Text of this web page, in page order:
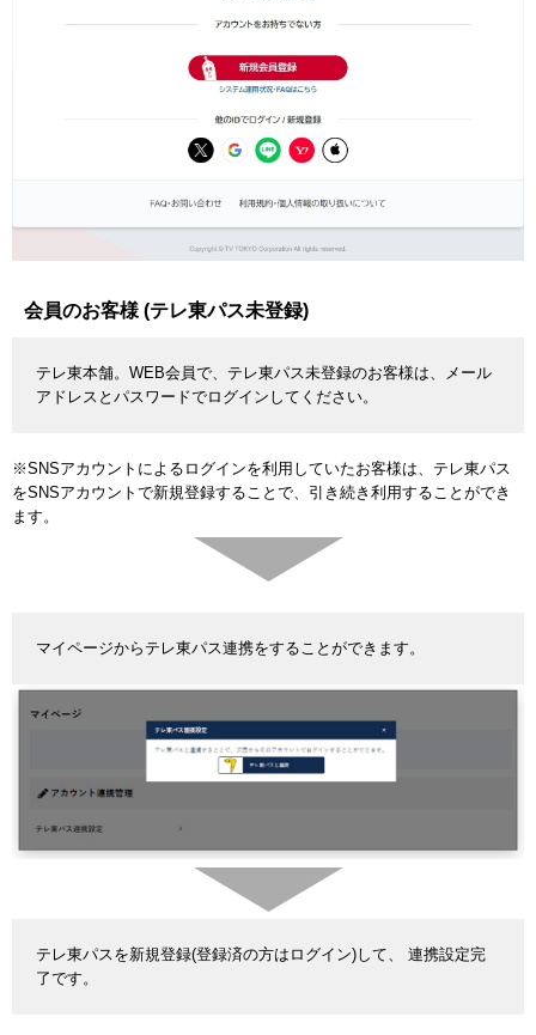
会員のお客様 (テレ東パス未登録)
テレ東本舗。WEB会員で、テレ東パス未登録のお客様は、メール
アドレスとパスワードでログインしてください。
※SNSアカウントによるログインを利用していたお客様は、テレ東パス
をSNSアカウントで新規登録することで、引き続き利用することができ
ます。
マイページからテレ東パス連携をすることができます。
テレ東パスを新規登録(登録済の方はログイン)して、 連携設定完
了です。